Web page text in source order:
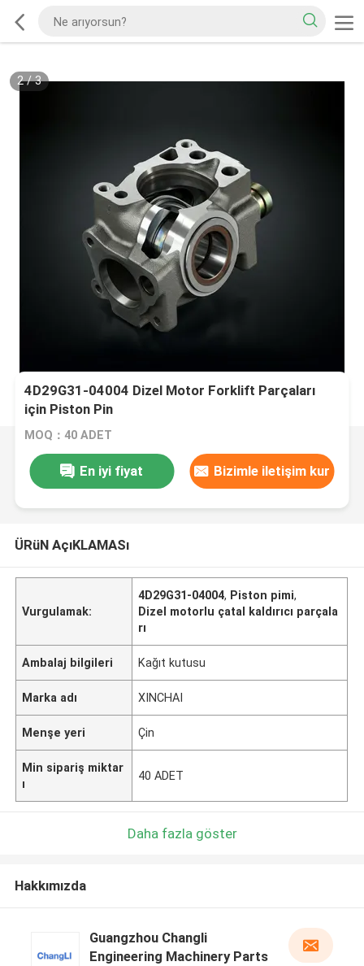
2/3
4D29G31-04004 Dizel Motor Forklift Parçaları
için Piston Pin
MOQ：40 ADET
En iyi fiyat Bizimle iletişim kur
ÜRüN AçıKLAMASı
Vurgulamak:
4D29G31-04004, Piston pimi,
Dizel motorlu çatal kaldırıcı parçala
rı
Ambalaj bilgileri Kağıt kutusu
Marka adı XINCHAI
Menşe yeri Çin
Min sipariş miktar
ı
40 ADET
Daha fazla göster
Hakkımızda
Guangzhou Changli
Engineering Machinery Parts